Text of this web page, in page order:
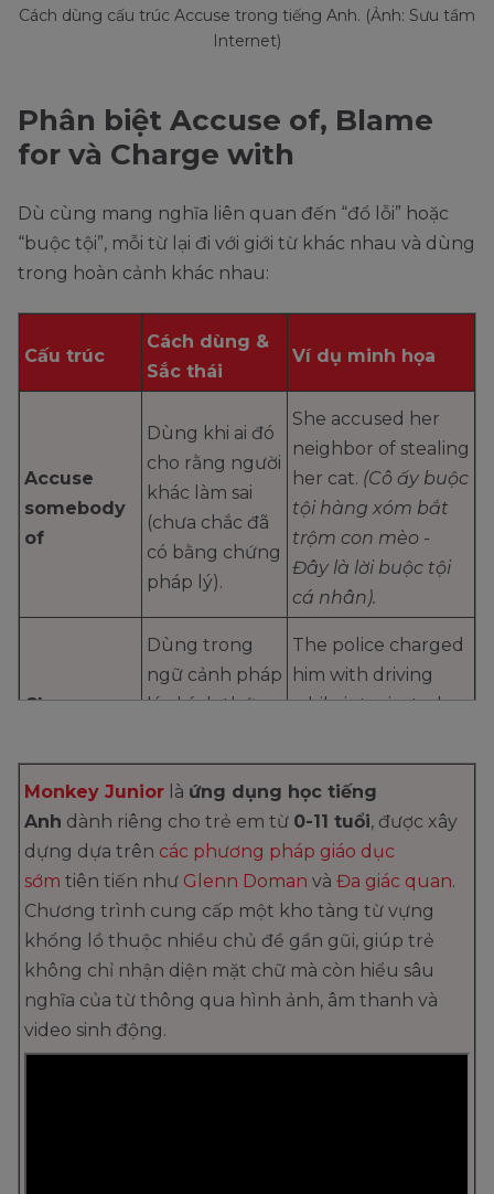
Cách dùng cấu trúc Accuse trong tiếng Anh. (Ảnh: Sưu tầm
Internet)
Phân biệt Accuse of, Blame
for và Charge with
Dù cùng mang nghĩa liên quan đến “đổ lỗi” hoặc
“buộc tội”, mỗi từ lại đi với giới từ khác nhau và dùng
trong hoàn cảnh khác nhau:
Cấu trúc
Cách dùng &
Sắc thái
Ví dụ minh họa
Accuse
somebody
of
Dùng khi ai đó
cho rằng người
khác làm sai
(chưa chắc đã
có bằng chứng
pháp lý).
She accused her
neighbor of stealing
her cat. (Cô ấy buộc
tội hàng xóm bắt
trộm con mèo -
Đây là lời buộc tội
cá nhân).
Charge
with
Dùng trong
ngữ cảnh pháp
lý chính thức.
tòa án truy tố
một tội danh
cụ thể.
The police charged
him with driving
while intoxicated.
tố anh ta tội lái xe
trong tình trạng
say xỉn).
Blame
somebody
for
Đổ lỗi, quy
trách nhiệm
cho ai về một
việc gì đó
(thường mang
đời thường).
Don't blame me for
your own mistakes!
(Đừng có đổ lỗi cho
tôi về những sai
lầm của chính
Monkey Junior là ứng dụng học tiếng
Anh dành riêng cho trẻ em từ 0-11 tuổi, được xây
dựng dựa trên các phương pháp giáo dục
sớm tiên tiến như Glenn Doman và Đa giác quan.
Chương trình cung cấp một kho tàng từ vựng
khổng lồ thuộc nhiều chủ đề gần gũi, giúp trẻ
không chỉ nhận diện mặt chữ mà còn hiểu sâu
nghĩa của từ thông qua hình ảnh, âm thanh và
video sinh động.